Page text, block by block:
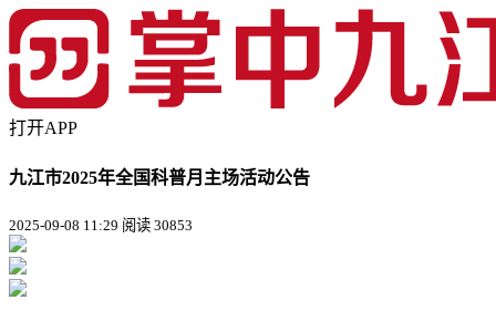
打开APP
九江市2025年全国科普月主场活动公告
2025-09-08 11:29 阅读 30853